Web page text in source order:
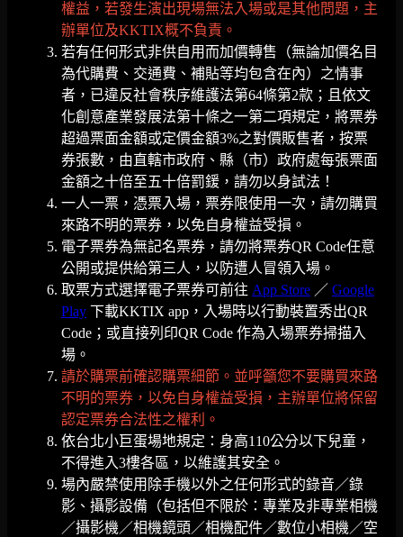
權益，若發生演出現場無法入場或是其他問題，主
辦單位及KKTIX概不負責。
若有任何形式非供自用而加價轉售（無論加價名目
為代購費、交通費、補貼等均包含在內）之情事
者，已違反社會秩序維護法第64條第2款；且依文
化創意產業發展法第十條之一第二項規定，將票券
超過票面金額或定價金額3%之對價販售者，按票
券張數，由直轄市政府、縣（市）政府處每張票面
金額之十倍至五十倍罰鍰，請勿以身試法！
一人一票，憑票入場，票券限使用一次，請勿購買
來路不明的票券，以免自身權益受損。
電子票券為無記名票券，請勿將票券QR Code任意
公開或提供給第三人，以防遭人冒領入場。
取票方式選擇電子票券可前往 App Store ／ Google
Play 下載KKTIX app，入場時以行動裝置秀出QR
Code；或直接列印QR Code 作為入場票券掃描入
場。
請於購票前確認購票細節。並呼籲您不要購買來路
不明的票券，以免自身權益受損，主辦單位將保留
認定票券合法性之權利。
依台北小巨蛋場地規定：身高110公分以下兒童，
不得進入3樓各區，以維護其安全。
場內嚴禁使用除手機以外之任何形式的錄音／錄
影、攝影設備（包括但不限於：專業及非專業相機
／攝影機／相機鏡頭／相機配件／數位小相機／空